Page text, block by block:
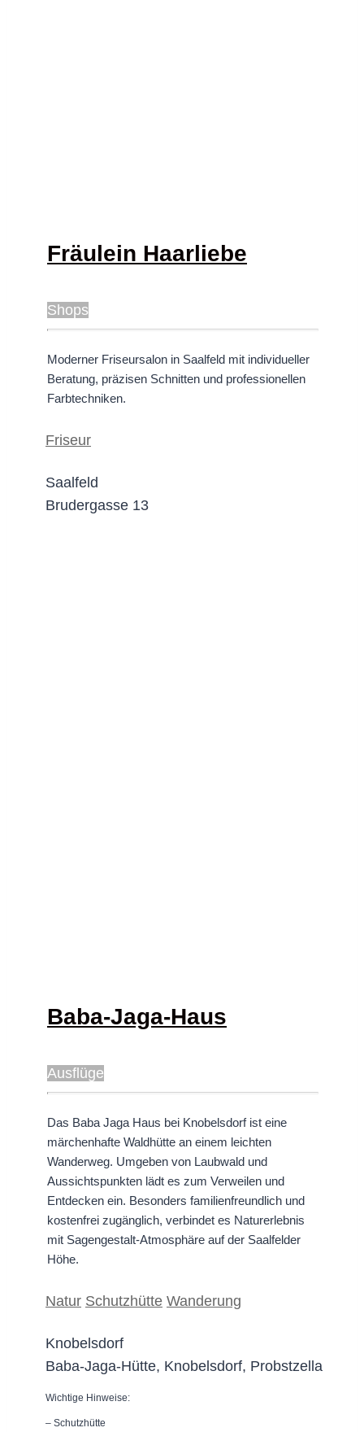
Fräulein Haarliebe
Shops
Moderner Friseursalon in Saalfeld mit individueller
Beratung, präzisen Schnitten und professionellen
Farbtechniken.
Friseur
Saalfeld
Brudergasse 13
Baba-Jaga-Haus
Ausflüge
Das Baba Jaga Haus bei Knobelsdorf ist eine
märchenhafte Waldhütte an einem leichten
Wanderweg. Umgeben von Laubwald und
Aussichtspunkten lädt es zum Verweilen und
Entdecken ein. Besonders familienfreundlich und
kostenfrei zugänglich, verbindet es Naturerlebnis
mit Sagengestalt-Atmosphäre auf der Saalfelder
Höhe.
Natur Schutzhütte Wanderung
Knobelsdorf
Baba-Jaga-Hütte, Knobelsdorf, Probstzella
Wichtige Hinweise:
– Schutzhütte